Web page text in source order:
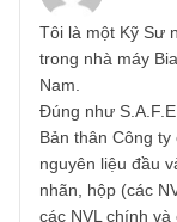
đong đếm.
Tạm thời quan
phân tích kĩ
(inside the
S.A.F.E
REPLY